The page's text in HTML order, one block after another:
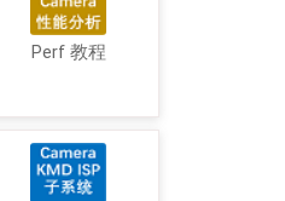
Perf 教程